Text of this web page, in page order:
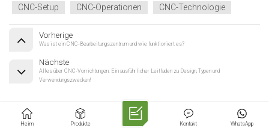
CNC-Setup
CNC-Operationen CNC-Technologie
Vorherige
Was ist ein CNC-Bearbeitungszentrum und wie funktioniert es?
Nächste
Alles über CNC-Vorrichtungen: Ein ausführlicher Leitfaden zu Design, Typen und
Verwendungszwecken!
Kategorien
Heim Produkte WhatsApp
Kontakt